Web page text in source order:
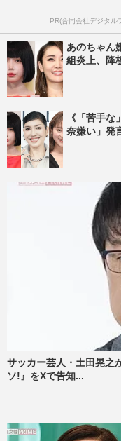
PR(合同会社デジタル
あのちゃん
組炎上、降
《「苦手
奈嫌い」発
サッカー芸人・土田晃之
ソ!』をXで告知...